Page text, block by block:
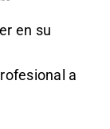
en su
a